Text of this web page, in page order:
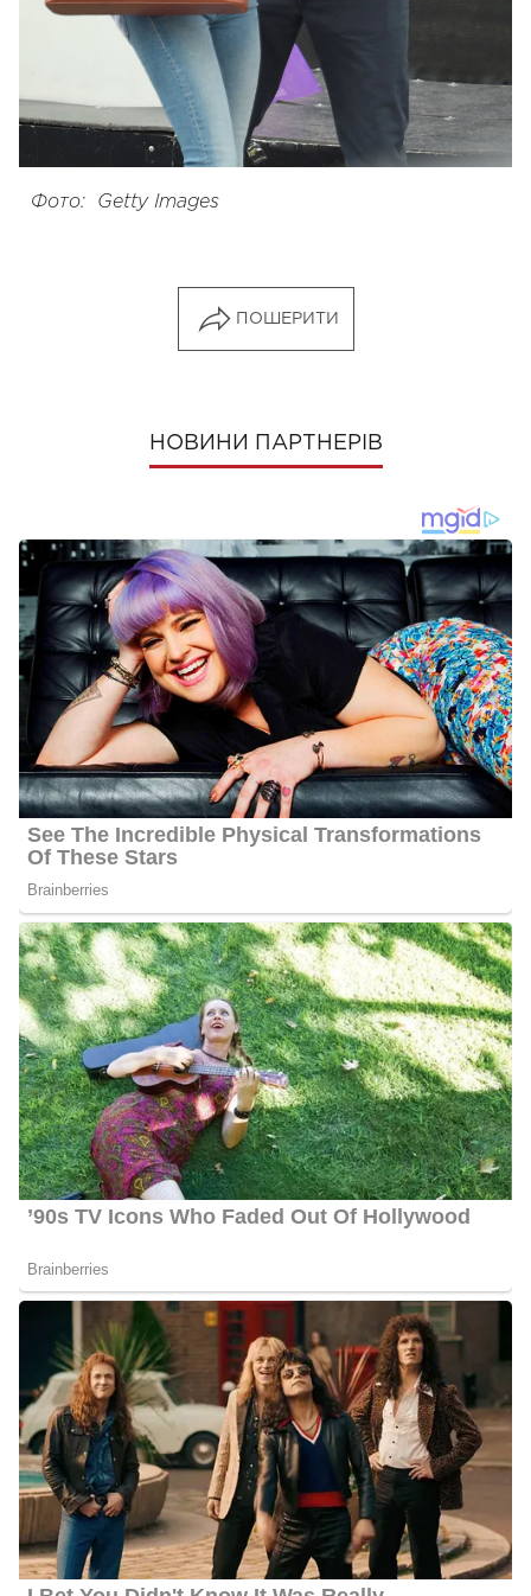
Фото: Getty Images
ПОШЕРИТИ
НОВИНИ ПАРТНЕРІВ